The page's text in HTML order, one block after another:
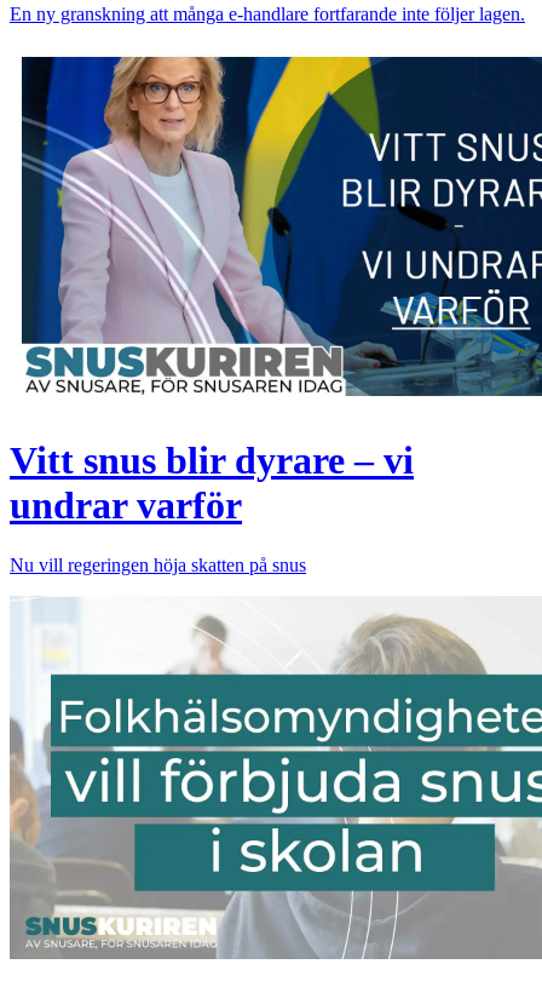
En ny granskning att många e-handlare fortfarande inte följer lagen.
Vitt snus blir dyrare ­– vi
undrar varför
Nu vill regeringen höja skatten på snus